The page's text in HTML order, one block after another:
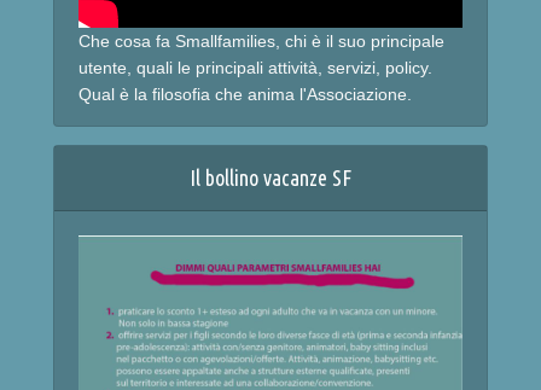
Che cosa fa Smallfamilies, chi è il suo principale
utente, quali le principali attività, servizi, policy.
Qual è la filosofia che anima l'Associazione.
Il bollino vacanze SF